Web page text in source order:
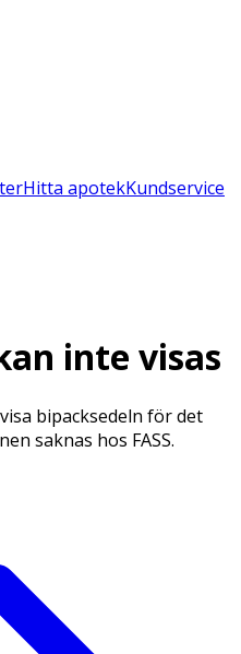
Hitta apotekKundservice
inte visas
bipacksedeln för det
saknas hos FASS.